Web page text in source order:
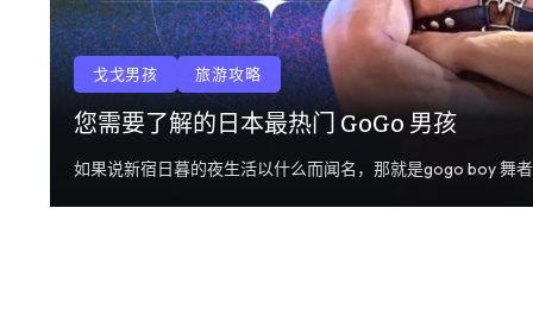
戈戈男孩 旅游攻略
您需要了解的日本最热门 GoGo 男孩
如果说新宿日暮的夜生活以什么而闻名，那就是gogo boy 舞